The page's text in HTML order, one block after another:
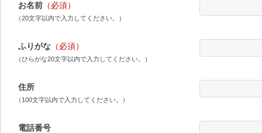
お名前 （必須）
（20文字以内で入力してください。）
ふりがな （必須）
（ひらがな20文字以内で入力してください。）
住所
（100文字以内で入力してください。）
電話番号